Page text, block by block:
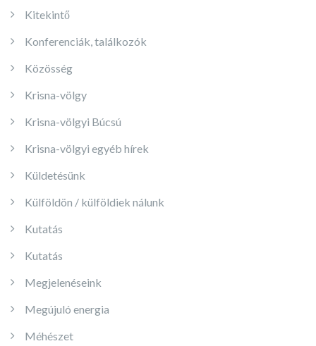
Kitekintő
Konferenciák, találkozók
Közösség
Krisna-völgy
Krisna-völgyi Búcsú
Krisna-völgyi egyéb hírek
Küldetésünk
Külföldön / külföldiek nálunk
Kutatás
Kutatás
Megjelenéseink
Megújuló energia
Méhészet